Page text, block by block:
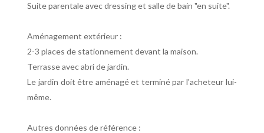
Suite parentale avec dressing et salle de bain "en suite".
Aménagement extérieur :
2-3 places de stationnement devant la maison.
Terrasse avec abri de jardin.
Le jardin doit être aménagé et terminé par l'acheteur lui-
même.
Autres données de référence :